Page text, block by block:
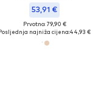
53,91 €
Prvotno: 79,90 €
najniža cijena:44,93 €